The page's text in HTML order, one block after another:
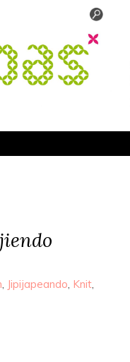
, Jipijapeando, Knit,